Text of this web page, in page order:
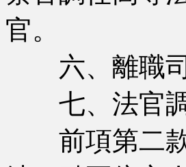
官。
六、離職司
七、法官調
前項第二款